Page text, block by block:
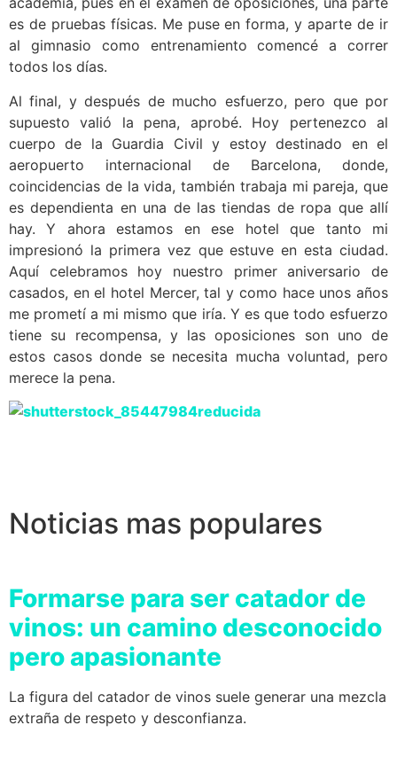
es de pruebas físicas. Me puse en forma, y aparte de ir
al gimnasio como entrenamiento comencé a correr
todos los días.
Al final, y después de mucho esfuerzo, pero que por
supuesto valió la pena, aprobé. Hoy pertenezco al
cuerpo de la Guardia Civil y estoy destinado en el
aeropuerto internacional de Barcelona, donde,
coincidencias de la vida, también trabaja mi pareja, que
es dependienta en una de las tiendas de ropa que allí
hay. Y ahora estamos en ese hotel que tanto mi
impresionó la primera vez que estuve en esta ciudad.
Aquí celebramos hoy nuestro primer aniversario de
casados, en el hotel Mercer, tal y como hace unos años
me prometí a mi mismo que iría. Y es que todo esfuerzo
tiene su recompensa, y las oposiciones son uno de
estos casos donde se necesita mucha voluntad, pero
merece la pena.
Noticias mas populares
Formarse para ser catador de
vinos: un camino desconocido
pero apasionante
La figura del catador de vinos suele generar una mezcla
extraña de respeto y desconfianza.